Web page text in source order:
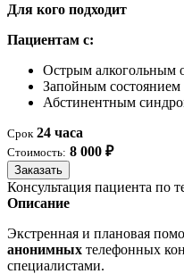
Для кого подходит
Пациентам с:
Острым алкогольным
Запойным состоянием
Абстинентным
Срок 24 часа
Стоимость: 8 000 ₽
Заказать
Консультация пациента по
Описание
Экстренная и плановая
анонимных телефонных
специалистами.